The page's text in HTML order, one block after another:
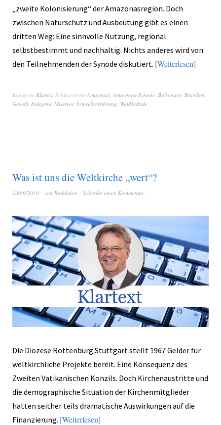
„zweite Kolonisierung“ der Amazonasregion. Doch
zwischen Naturschutz und Ausbeutung gibt es einen
dritten Weg: Eine sinnvolle Nutzung, regional
selbstbestimmt und nachhaltig. Nichts anderes wird von
den Teilnehmenden der Synode diskutiert. Weiterlesen
Kategorie Klartext SchlagwörterAmazonas Amazonas-Synode Bolsonaro Brasilien
Gewalt Indigene Misereor, Umweltzerstörung Waldbrände
Was ist uns die Weltkirche „wert“?
10/09/2019 von Redaktion Schreibe einen Kommentar
Die Diözese Rottenburg Stuttgart stellt 1967 Gelder für
weltkirchliche Projekte bereit. Eine Konsequenz des
Zweiten Vatikanischen Konzils. Doch Kirchenaustritte und
die demographische Situation der Kirchenmitglieder
hatten seither teils dramatische Auswirkungen auf die
Finanzierung. Weiterlesen